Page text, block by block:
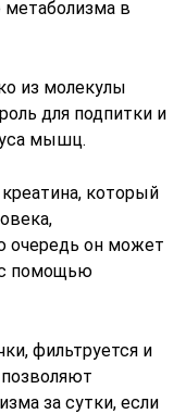
в
из молекулы
для подпитки и
мышц.
который
очередь он может
с помощью
фильтруется и
за сутки, если